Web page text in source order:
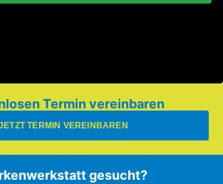
Termin vereinbaren
TERMIN VEREINBAREN
gesucht?